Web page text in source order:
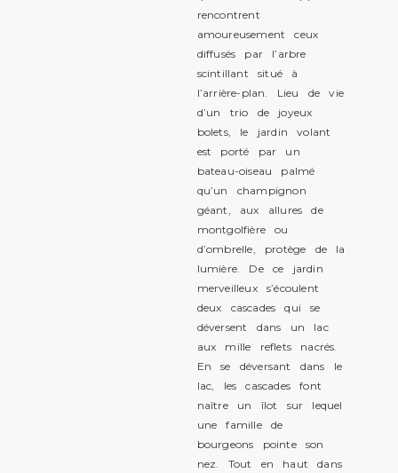
rencontrent
amoureusement ceux
diffusés par l’arbre
scintillant situé à
l’arrière-plan. Lieu de vie
d’un trio de joyeux
bolets, le jardin volant
est porté par un
bateau-oiseau palmé
qu’un champignon
géant, aux allures de
montgolfière ou
d’ombrelle, protège de la
lumière. De ce jardin
merveilleux s’écoulent
deux cascades qui se
déversent dans un lac
aux mille reflets nacrés.
En se déversant dans le
lac, les cascades font
naître un îlot sur lequel
une famille de
bourgeons pointe son
nez. Tout en haut dans